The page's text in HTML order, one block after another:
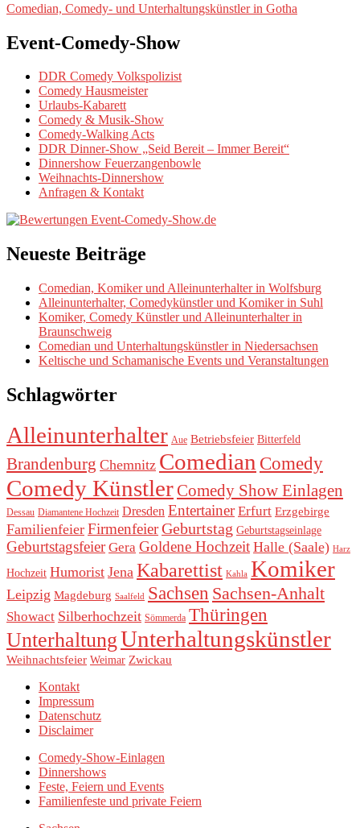
Comedian, Comedy- und Unterhaltungskünstler in Gotha
Event-Comedy-Show
DDR Comedy Volkspolizist
Comedy Hausmeister
Urlaubs-Kabarett
Comedy & Musik-Show
Comedy-Walking Acts
DDR Dinner-Show „Seid Bereit – Immer Bereit“
Dinnershow Feuerzangenbowle
Weihnachts-Dinnershow
Anfragen & Kontakt
Neueste Beiträge
Comedian, Komiker und Alleinunterhalter in Wolfsburg
Alleinunterhalter, Comedykünstler und Komiker in Suhl
Komiker, Comedy Künstler und Alleinunterhalter in
Braunschweig
Comedian und Unterhaltungskünstler in Niedersachsen
Keltische und Schamanische Events und Veranstaltungen
Schlagwörter
Alleinunterhalter Aue Betriebsfeier Bitterfeld
Brandenburg Chemnitz Comedian Comedy
Comedy Künstler Comedy Show Einlagen
Dessau Diamantene Hochzeit Dresden Entertainer Erfurt Erzgebirge
Familienfeier FirmenfeierGeburtstag Geburtstagseinlage
Geburtstagsfeier Gera Goldene Hochzeit Halle (Saale) Harz
Hochzeit Humorist Jena Kabarettist Kahla Komiker
Leipzig Magdeburg Saalfeld Sachsen Sachsen-Anhalt
Showact Silberhochzeit Sömmerda Thüringen
UnterhaltungUnterhaltungskünstler
Weihnachtsfeier Weimar Zwickau
Kontakt
Impressum
Datenschutz
Disclaimer
Comedy-Show-Einlagen
Dinnershows
Feste, Feiern und Events
Familienfeste und private Feiern